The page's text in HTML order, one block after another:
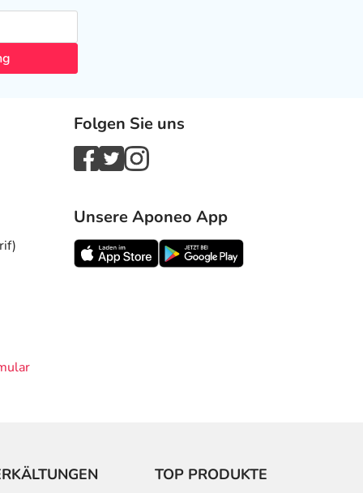
Folgen Sie uns
Unsere Aponeo App
TOP PRODUKTE